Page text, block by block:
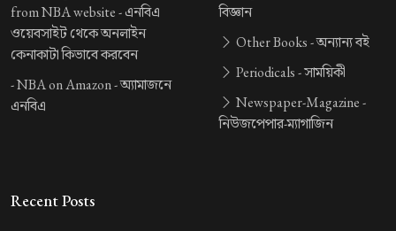
from NBA website -এনবিএ
ওয়েবসাইট থেকে অনলাইন
কেনাকাটা কিভাবে করবেন
-NBA on Amazon -অ্যামাজনে
এনবিএ
বিজ্ঞান
Other Books -অন্যান্য বই
Periodicals -সাময়িকী
Newspaper-Magazine -
নিউজপেপার-ম্যাগাজিন
Recent Posts